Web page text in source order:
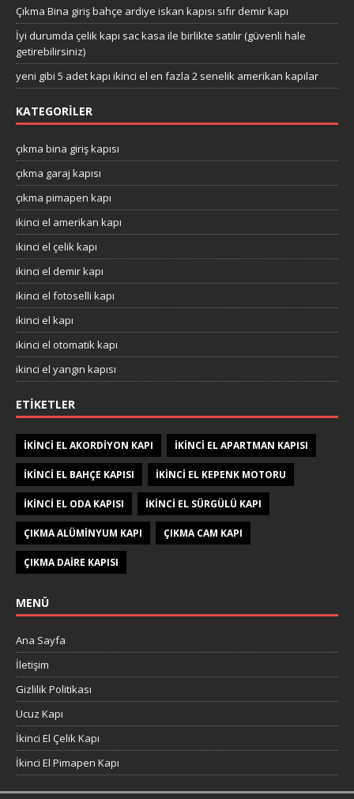
Çıkma Bina giriş bahçe ardiye iskan kapısı sıfır demir kapı
İyi durumda çelik kapı sac kasa ile birlikte satılır (güvenli hale
getirebilirsiniz)
yeni gibi 5 adet kapı ikinci el en fazla 2 senelik amerikan kapılar
KATEGORILER
çıkma bina giriş kapısı
çıkma garaj kapısı
çıkma pimapen kapı
ikinci el amerikan kapı
ikinci el çelik kapı
ikinci el demir kapı
ikinci el fotoselli kapı
ikinci el kapı
ikinci el otomatik kapı
ikinci el yangın kapısı
ETIKETLER
IKINCI EL AKORDIYON KAPI IKINCI EL APARTMAN KAPISI
IKINCI EL BAHÇE KAPISI IKINCI EL KEPENK MOTORU
IKINCI EL ODA KAPISI IKINCI EL SÜRGÜLÜ KAPI
ÇIKMA ALÜMINYUM KAPI ÇIKMA CAM KAPI
ÇIKMA DAIRE KAPISI
MENÜ
Ana Sayfa
İletişim
Gizlilik Politikası
Ucuz Kapı
İkinci El Çelik Kapı
İkinci El Pimapen Kapı